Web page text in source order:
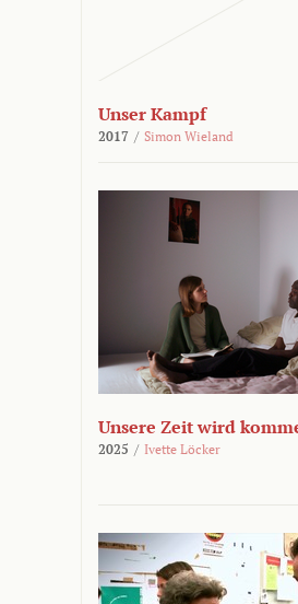
Unser Kampf
2017 / Simon Wieland
Unsere Zeit wird
2025 / Ivette Löcker